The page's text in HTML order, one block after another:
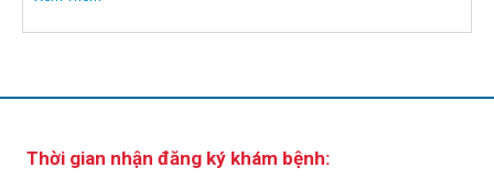
Thời gian nhận đăng ký khám bệnh: